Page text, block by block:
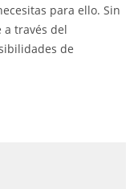
para ello. Sin
a través del
de